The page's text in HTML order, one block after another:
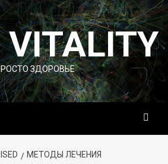
VITALITY
ЗДОРОВЬЕ
МЕТОДЫ ЛЕЧЕНИЯ